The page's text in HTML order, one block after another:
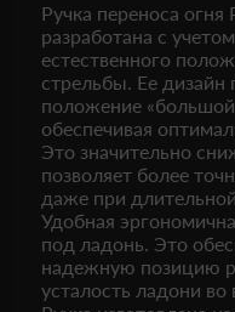
Ручка переноса
разработана с
естественного
стрельбы. Ее дизайн
положение
обеспечивая
Это значительно
позволяет более
даже при
Удобная
под ладонь. Это
надежную позицию
усталость ладони